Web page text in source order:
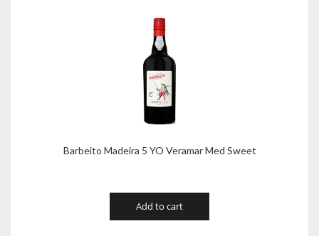
Barbeito Madeira 5 YO Veramar Med Sweet
Add to cart